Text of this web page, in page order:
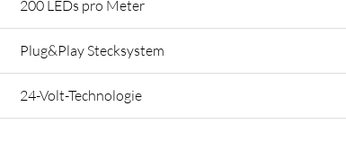
200 LEDs pro Meter
Plug&Play Stecksystem
24-Volt-Technologie